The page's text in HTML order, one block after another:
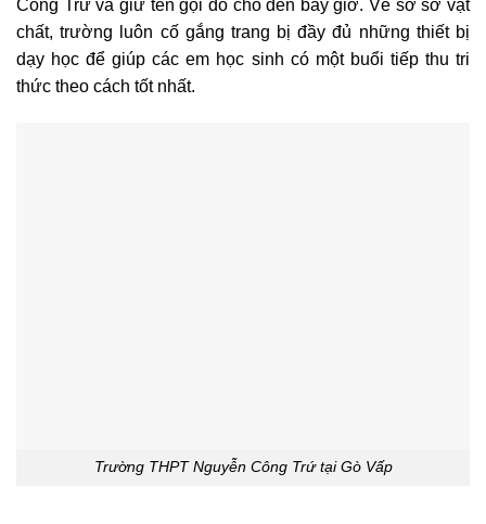
Công Trứ và giữ tên gọi đó cho đến bây giờ. Về sở sở vật
chất, trường luôn cố gắng trang bị đầy đủ những thiết bị
dạy học để giúp các em học sinh có một buổi tiếp thu tri
thức theo cách tốt nhất.
Trường THPT Nguyễn Công Trứ tại Gò Vấp